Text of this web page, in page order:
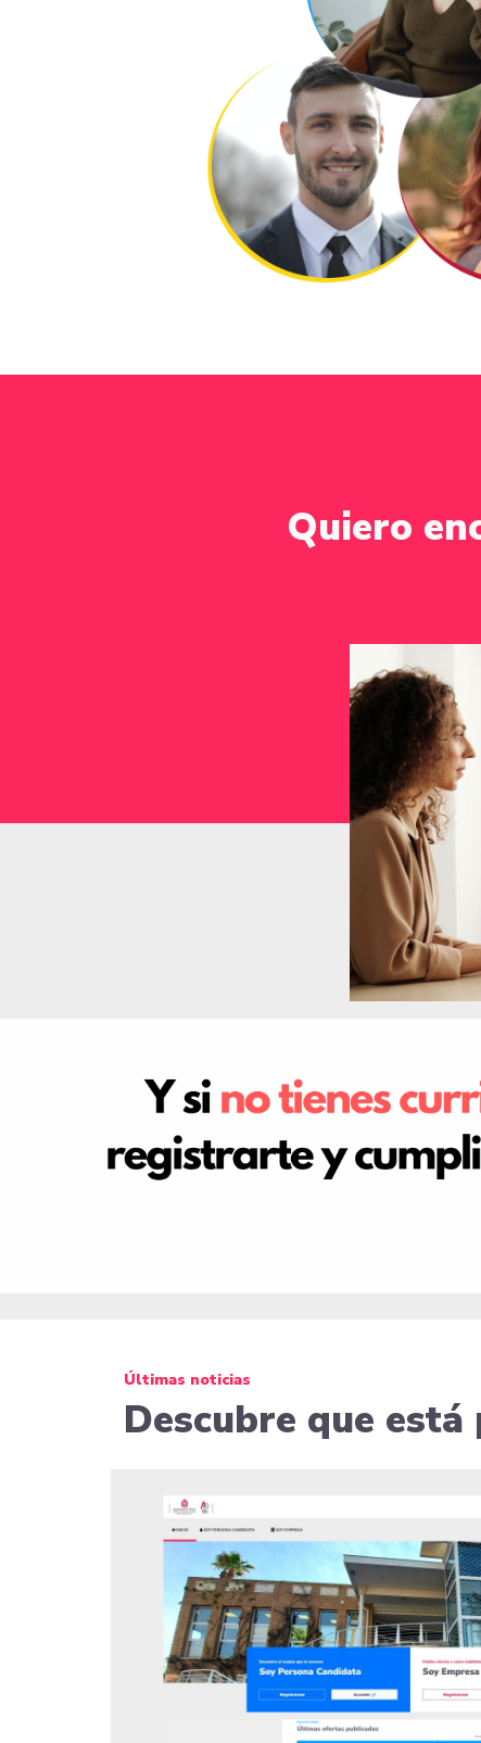
Quiero
Últimas noticias
Descubre que está